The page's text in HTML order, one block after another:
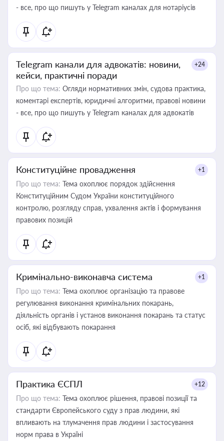
- все, про що пишуть у Telegram каналах для нотаріусів
Telegram канали для адвокатів: новини,
кейси, практичні поради
+24
Про що тема: Огляди нормативних змін, судова практика,
коментарі експертів, юридичні алгоритми, правові новини
- все, про що пишуть у Telegram каналах для адвокатів
Конституційне провадження +1
Про що тема: Тема охоплює порядок здійснення
Конституційним Судом України конституційного
контролю, розгляду справ, ухвалення актів і формування
правових позицій
Кримінально-виконавча система +1
Про що тема: Тема охоплює організацію та правове
регулювання виконання кримінальних покарань,
діяльність органів і установ виконання покарань та статус
осіб, які відбувають покарання
Практика ЄСПЛ +12
Про що тема: Тема охоплює рішення, правові позиції та
стандарти Європейського суду з прав людини, які
впливають на тлумачення прав людини і застосування
норм права в Україні